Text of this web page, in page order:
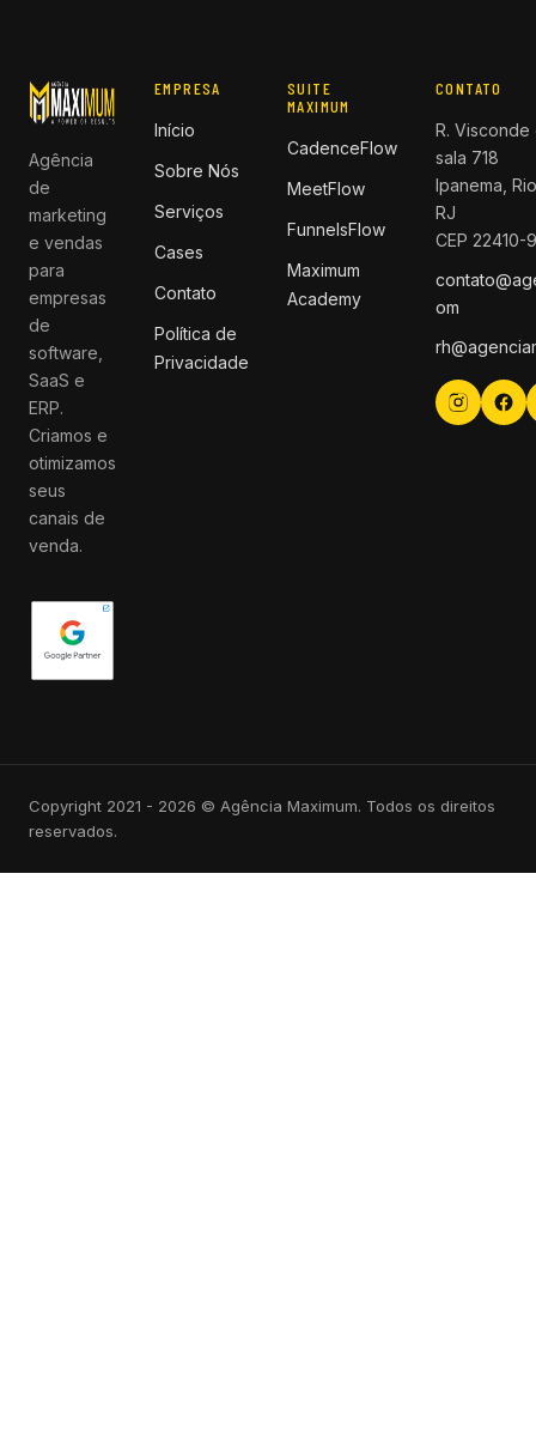
Agência
de
marketing
e vendas
para
empresas
de
software,
SaaS e
ERP.
Criamos e
otimizamos
seus
canais de
venda.
EMPRESA
Início
Sobre Nós
Serviços
Cases
Contato
Política de
Privacidade
SUITE
MAXIMUM
CadenceFlow
MeetFlow
FunnelsFlow
Maximum
Academy
CONTATO
R.
sala 718
Ipanema,
RJ
CEP 22410-
om
Copyright 2021 - 2026 © Agência Maximum. Todos os direitos
reservados.